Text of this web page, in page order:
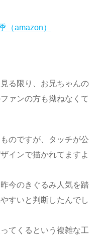
（amazon）
る限り、お兄ちゃんの
ァンの方も拗ねなくて
のですが、タッチが公
インで描かれてますよ
今のきぐるみ人気を踏
すいと判断したんでし
てくるという複雑な工